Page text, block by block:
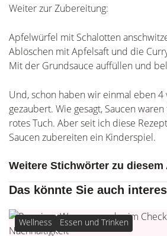
Weiter zur Zubereitung:
Apfelwürfel mit Schalotten
Ablöschen mit Apfelsaft und die
Mit der Grundsauce auffüllen und
Und, schon haben wir einmal eben 4
gezaubert. Wie gesagt, Saucen
rotes Tuch. Aber seit ich diese
Saucen zubereiten ein Kinderspiel.
Weitere Stichwörter zu diesem
Das könnte Sie auch
Wellness Essen und Trinken